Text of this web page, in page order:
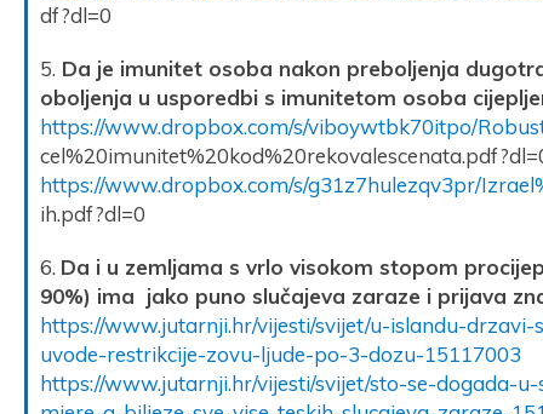
df?dl=0
5. Da je imunitet osoba nakon preboljenja
oboljenja u usporedbi s imunitetom osoba
https://www.dropbox.com/s/viboywtbk70itpo/
https://www.dropbox.com/s/g31z7hulezqv3pr/
ih.pdf?dl=0
6. Da i u zemljama s vrlo visokom stopom
90%) ima jako puno slučajeva zaraze i prijava
https://www.jutarnji.hr/vijesti/svijet/u-islandu-
uvode-restrikcije-zovu-ljude-po-3-dozu-15117003
https://www.jutarnji.hr/vijesti/svijet/sto-se-dogada-